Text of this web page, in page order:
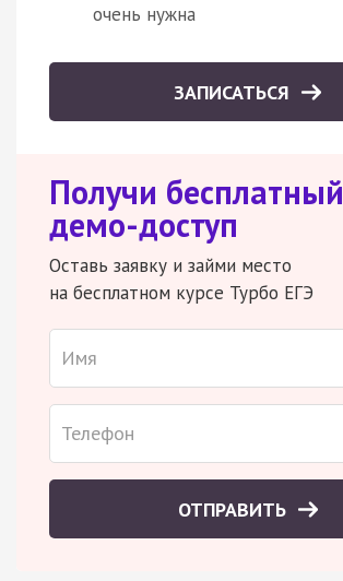
очень нужна
ЗАПИСАТЬСЯ
Получи бесплатный
демо-доступ
Оставь заявку и займи место
на бесплатном курсе Турбо ЕГЭ
ОТПРАВИТЬ